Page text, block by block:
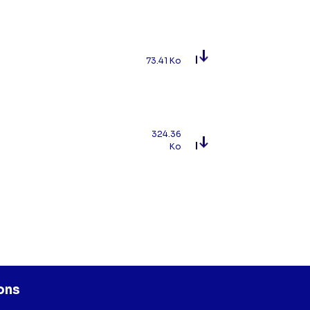
73.41 Ko
324.36
Ko